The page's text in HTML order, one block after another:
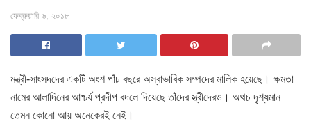
ফেব্রুয়ারি ৬, ২০১৮
মন্ত্রী-সাংসদদের একটি অংশ পাঁচ বছরে অস্বাভাবিক সম্পদের মালিক হয়েছে। ক্ষমতা
নামের আলাদিনের আশ্চর্য প্রদীপ বদলে দিয়েছে তাঁদের স্ত্রীদেরও। অথচ দৃশ্যমান
তেমন কোনো আয় অনেকেরই নেই।